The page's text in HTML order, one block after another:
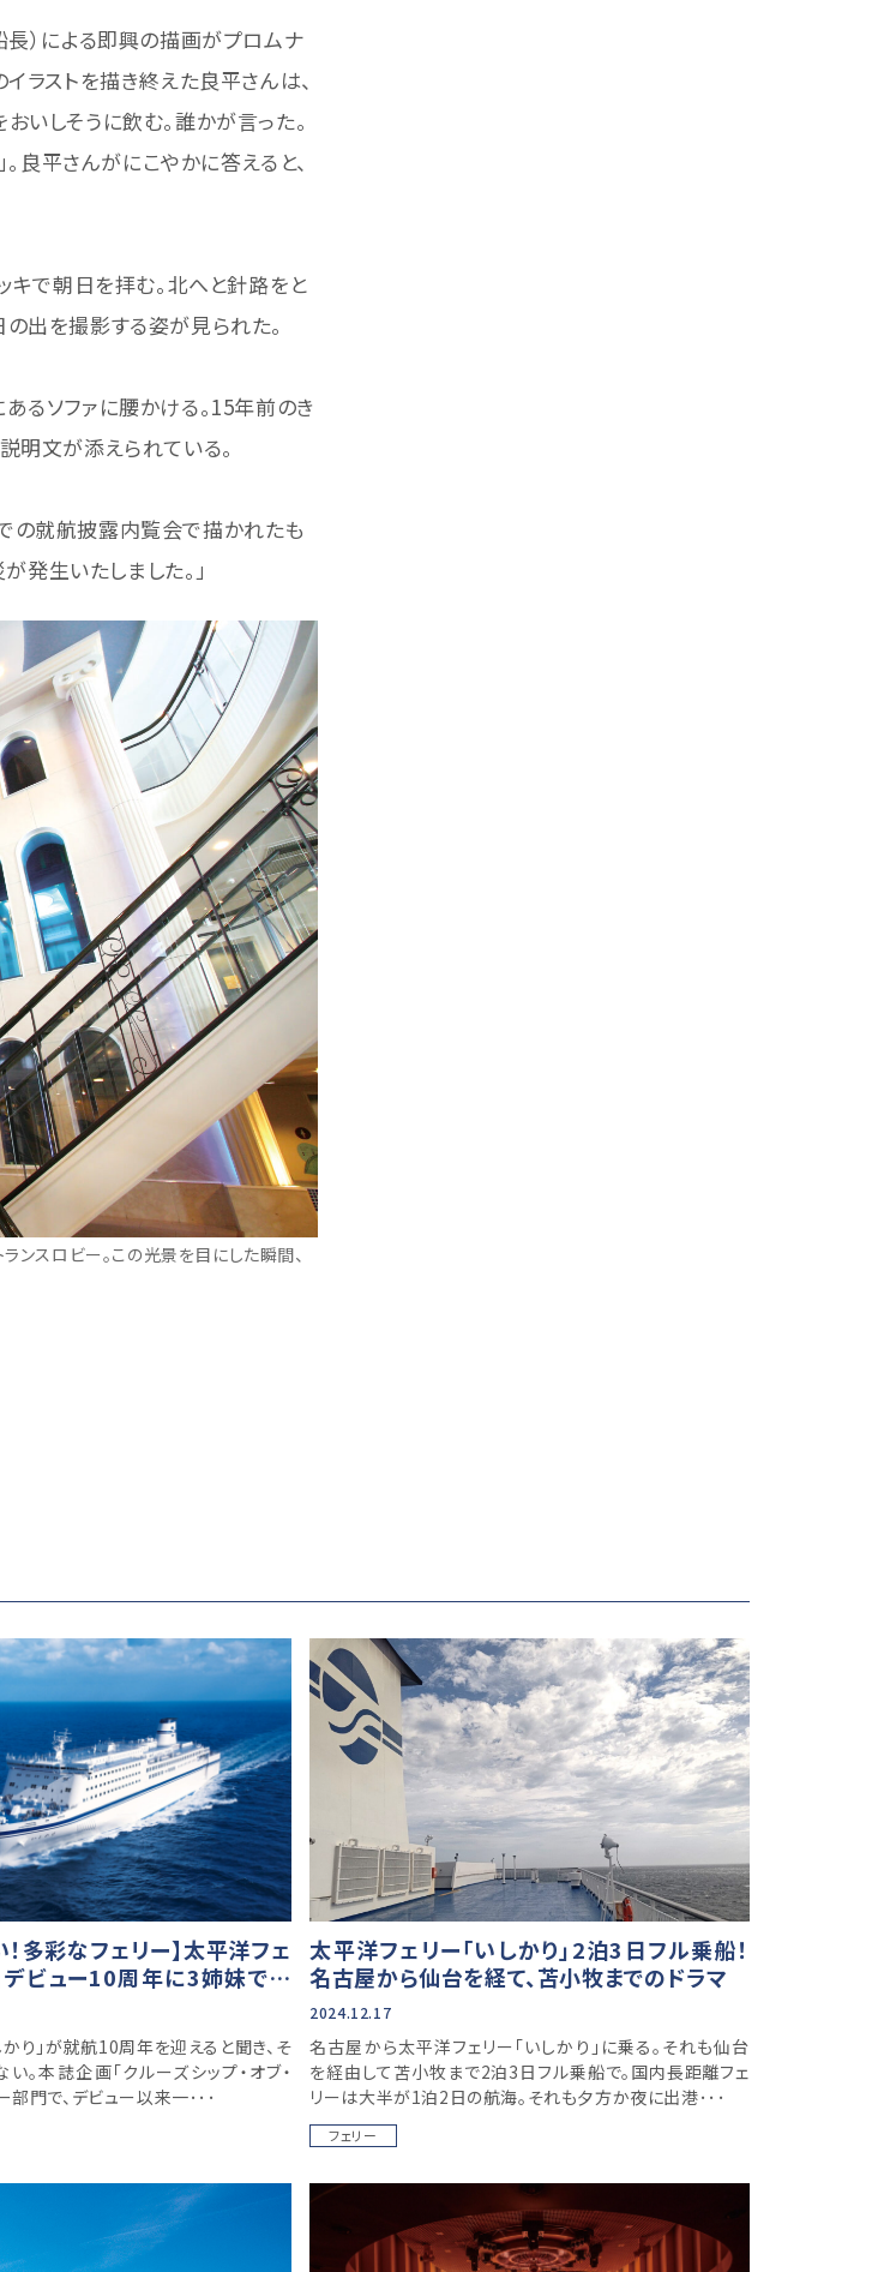
長）による即興の描画がプロムナ
ラストを描き終えた良平さんは、
いしそうに飲む。誰かが言った。
。良平さんがにこやかに答えると、
キで朝日を拝む。北へと針路をと
出を撮影する姿が見られた。
るソファに腰かける。15年前のき
明文が添えられている。
の就航披露内覧会で描かれたも
発生いたしました。」
スロビー。この光景を目にした瞬間、
！多彩なフェリー】太平洋フェ
デビュー10周年に3姉妹で優
かり」が就航10周年を迎えると聞き、そ
。本誌企画「クルーズシップ・オブ・
部門で、デビュー以来一･･･
太平洋フェリー「いしかり」2泊3日フル乗船！
名古屋から仙台を経て、苫小牧までのドラマ
2024.12.17
名古屋から太平洋フェリー「いしかり」に乗る。それも仙台
を経由して苫小牧まで2泊3日フル乗船で。国内長距離フェ
リーは大半が1泊2日の航海。それも夕方か夜に出港･･･
フェリー